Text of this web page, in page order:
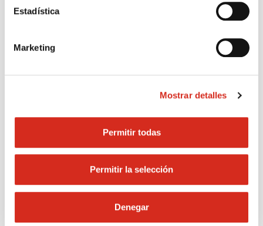
Estadística
Marketing
Mostrar detalles
Permitir todas
Permitir la selección
Denegar
a un tercero, cualquier persona que infringiera
las condiciones, normas e instrucciones que
la vulneración de los sistemas de seguridad
existencia de algún contenido ilícito, ilegal,
intelectual y/o industrial, o de cualquier otro
derecho de terceros, deberá notificarlo
proceder a la adopción de las medidas
oportunas.